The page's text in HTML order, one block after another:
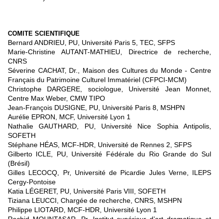
COMITE SCIENTIFIQUE
Bernard ANDRIEU, PU, Université Paris 5, TEC, SFPS
Marie-Christine AUTANT-MATHIEU, Directrice de recherche,
CNRS
Séverine CACHAT, Dr., Maison des Cultures du Monde - Centre
Français du Patrimoine Culturel Immatériel (CFPCI-MCM)
Christophe DARGERE, sociologue, Université Jean Monnet,
Centre Max Weber, CMW TIPO
Jean-François DUSIGNE, PU, Université Paris 8, MSHPN
Aurélie EPRON, MCF, Université Lyon 1
Nathalie GAUTHARD, PU, Université Nice Sophia Antipolis,
SOFETH
Stéphane HÉAS, MCF-HDR, Université de Rennes 2, SFPS
Gilberto ICLE, PU, Université Fédérale du Rio Grande do Sul
(Brésil)
Gilles LECOCQ, Pr, Université de Picardie Jules Verne, ILEPS
Cergy-Pontoise
Katia LÉGERET, PU, Université Paris VIII, SOFETH
Tiziana LEUCCI, Chargée de recherche, CNRS, MSHPN
Philippe LIOTARD, MCF-HDR, Université Lyon 1